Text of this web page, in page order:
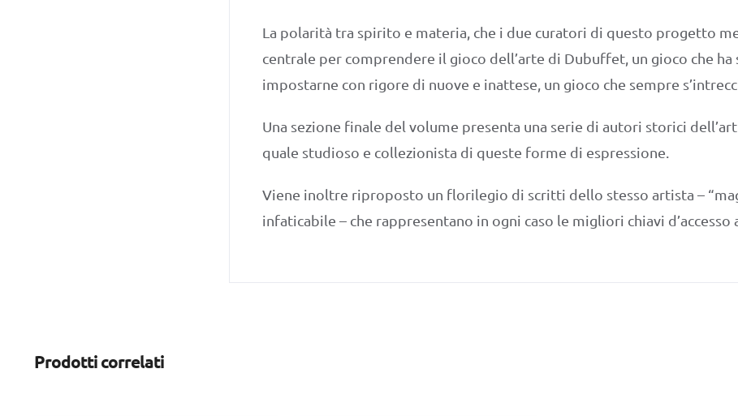
La polarità tra spirito e materia, che i due curatori di questo progetto
centrale per comprendere il gioco dell’arte di Dubuffet, un gioco che
impostarne con rigore di nuove e inattese, un gioco che sempre
Una sezione finale del volume presenta una serie di autori storici
quale studioso e collezionista di queste forme di espressione.
Viene inoltre riproposto un florilegio di scritti dello stesso artista –
infaticabile – che rappresentano in ogni caso le migliori chiavi d’accesso
Prodotti correlati